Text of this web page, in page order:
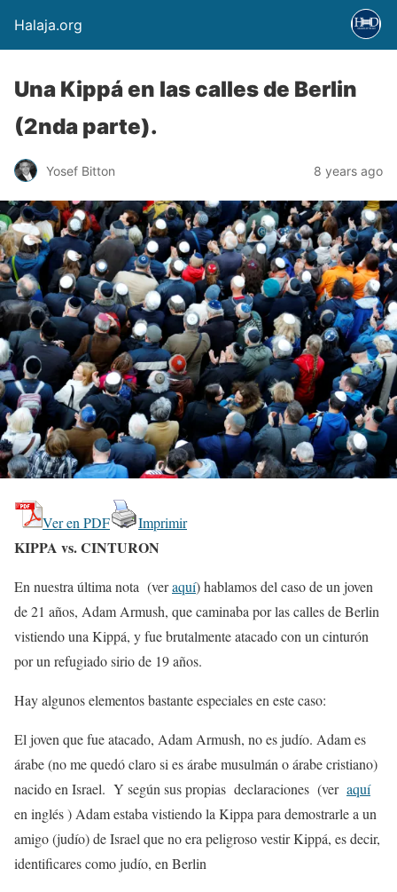
Halaja.org
Una Kippá en las calles de Berlin
(2nda parte).
Yosef Bitton 8 years ago
Ver en PDF Imprimir
KIPPA vs. CINTURON
En nuestra última nota (veraquí) hablamos del caso de un joven
de 21 años, Adam Armush, que caminaba por las calles de Berlin
vistiendo una Kippá, y fue brutalmente atacado con un cinturón
por un refugiado sirio de 19 años.
Hay algunos elementos bastante especiales en este caso:
El joven que fue atacado, Adam Armush, no es judío. Adam es
árabe (no me quedó claro si es árabe musulmán o árabe cristiano)
nacido en Israel. Y según sus propias declaraciones (ver aquí
en inglés ) Adam estaba vistiendo la Kippa para demostrarle a un
amigo (judío) de Israel que no era peligroso vestir Kippá, es decir,
identificares como judío, en Berlin